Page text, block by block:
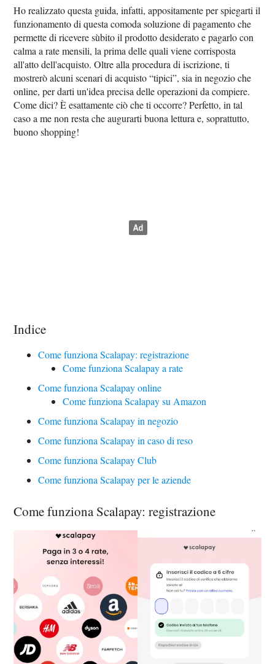
Ho realizzato questa guida, infatti, appositamente per spiegarti il
funzionamento di questa comoda soluzione di pagamento che
permette di ricevere sùbito il prodotto desiderato e pagarlo con
calma a rate mensili, la prima delle quali viene corrisposta
all'atto dell'acquisto. Oltre alla procedura di iscrizione, ti
mostrerò alcuni scenari di acquisto “tipici”, sia in negozio che
online, per darti un'idea precisa delle operazioni da compiere.
Come dici? È esattamente ciò che ti occorre? Perfetto, in tal
caso a me non resta che augurarti buona lettura e, soprattutto,
buono shopping!
Indice
Come funziona Scalapay: registrazione
Come funziona Scalapay a rate
Come funziona Scalapay online
Come funziona Scalapay su Amazon
Come funziona Scalapay in negozio
Come funziona Scalapay in caso di reso
Come funziona Scalapay Club
Come funziona Scalapay per le aziende
Come funziona Scalapay: registrazione